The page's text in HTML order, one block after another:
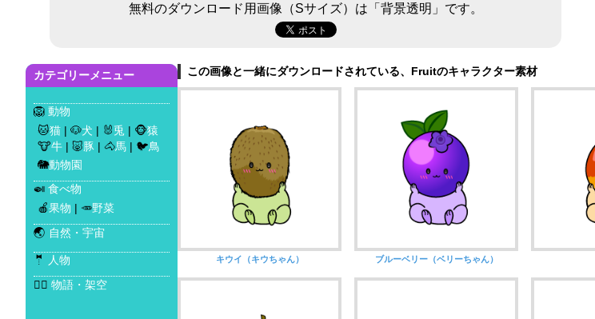
無料のダウンロード用画像（Sサイズ）は「背景透明」です。
カテゴリーメニュー
🦁 動物
🐱猫 | 🐶犬 | 🐰兎 | 🐵猿
🐮牛 | 🐷豚 | 🐴馬 | 🐦鳥
🐘動物園
🍛 食べ物
🍎果物 | 🥕野菜
🌏 自然・宇宙
🤵
人物
🧜‍♀️ 物語・架空
この画像と一緒にダウンロードされている、Fruitのキャラクター素材
キウイ（キウちゃん） ブルーベリー（ベリーちゃん）